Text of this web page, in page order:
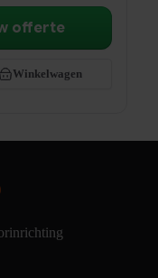
€419,00
Winkelwagen
offerte